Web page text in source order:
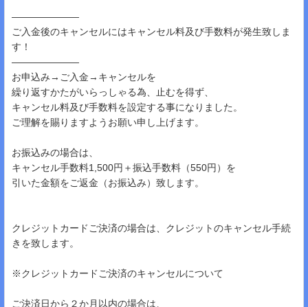
―――――――
ご入金後のキャンセルにはキャンセル料及び手数料が発生致しま
す！
―――――――
お申込み→ご入金→キャンセルを
繰り返すかたがいらっしゃる為、止むを得ず、
キャンセル料及び手数料を設定する事になりました。
ご理解を賜りますようお願い申し上げます。
お振込みの場合は、
キャンセル手数料1,500円＋振込手数料（550円）を
引いた金額をご返金（お振込み）致します。
クレジットカードご決済の場合は、クレジットのキャンセル手続
きを致します。
※クレジットカードご決済のキャンセルについて
ご決済日から２か月以内の場合は、